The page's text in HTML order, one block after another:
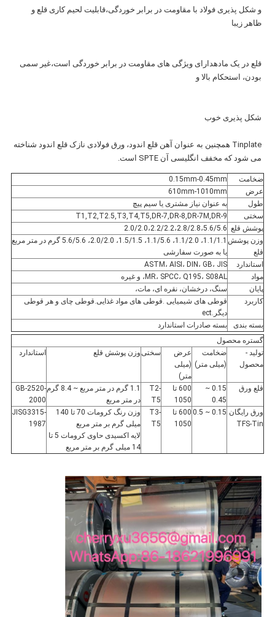
و شکل پذیری فولاد با مقاومت در برابر خوردگی،
ظاهر زیبا
قلع در یک مادهدارای ویژگی های مقاومت در برابر خوردگی است،
غیر سمی
بودن، استحکام بالا و
شکل پذیری خوب
می شود که مخفف انگلیسی آن SPTE است.
ضخامت
0.15mm-0.45mm
عرض
610mm-1010mm
طول
به عنوان نیاز مشتری یا سیم پیچ
سختی
T1,T2,T2.5,T3,T4,T5,DR-7,DR-8,DR-7M,DR-9
پوشش قلع 2.0/2.0،2.2/2.2،2.8/2.8،5.6/5.6
وزن پوشش
قلع
1.1/1.1، 1.1/2.0، 1.1/5.6، 1.5/1.5، 2.0/2.0، 5.6/5.6 گرم در متر مربع
یا به صورت سفارشی
استاندارد
ASTM، AISI، DIN، GB، JIS
مواد
MR، SPCC، Q195، S08AL، و غیره
پایان
سنگ، درخشان، نقره ای، مات،
کاربرد
قوطی های شیمیایی .قوطی های مواد غذایی.قوطی چای و هر قوطی
دیگر.ect
بسته بندی
بسته صادرات استاندارد
گستره محصول
تولید -
محصول
ضخامت
(میلی متر)
عرض
(میلی
متر)
سختیوزن پوشش قلع استاندارد
قلع ورق
0.15 ~
0.45
600 تا
1050
T2-
T5
1.1 گرم در متر مربع ~ 8.4 گرم
در متر مربع
GB-2520-
2000
ورق رایگان
TFS-Tin
0.15 ~ 0.5
600 تا
1050
T3-
T5
وزن رنگ کرومات 70 تا 140
میلی گرم بر متر مربع
لایه اکسیدی حاوی کرومات 5 تا
14 میلی گرم بر متر مربع
JISG3315-
1987